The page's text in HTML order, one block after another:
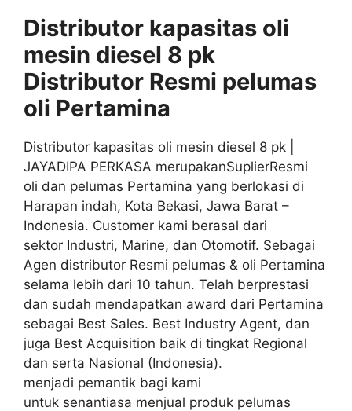
Distributor kapasitas oli
mesin diesel 8 pk
Distributor Resmi pelumas
oli Pertamina
Distributor kapasitas oli mesin diesel 8 pk |
JAYADIPA PERKASA merupakanSuplierResmi
oli dan pelumas Pertamina yang berlokasi di
Harapan indah, Kota Bekasi, Jawa Barat –
Indonesia. Customer kami berasal dari
sektor Industri, Marine, dan Otomotif. Sebagai
Agen distributor Resmi pelumas & oli Pertamina
selama lebih dari 10 tahun. Telah berprestasi
dan sudah mendapatkan award dari Pertamina
sebagai Best Sales. Best Industry Agent, dan
juga Best Acquisition baik di tingkat Regional
dan serta Nasional (Indonesia).
menjadi pemantik bagi kami
untuk senantiasa menjual produk pelumas